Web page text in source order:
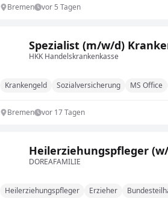
Bremen vor 5 Tagen
Spezialist (m/w/d)
HKK Handelskrankenkasse
Krankengeld Sozialversicherung MS Office
Bremen vor 17 Tagen
Heilerziehungspfleger
DOREAFAMILIE
Heilerziehungspfleger Erzieher